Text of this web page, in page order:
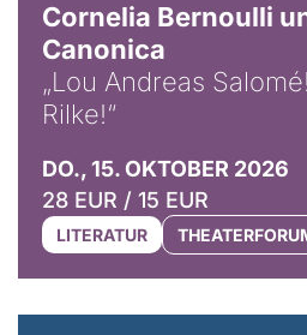
Cornelia Bernoulli
Canonica
„Lou Andreas
Rilke!“
DO., 15. OKTOBER 2026
28 EUR / 15 EUR
LITERATUR